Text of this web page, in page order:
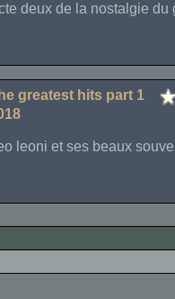
deux de la nostalgie du
greatest hits part 1
leoni et ses beaux